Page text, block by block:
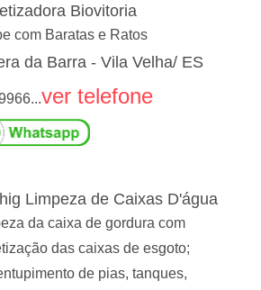
Biovitoria
com Baratas e Ratos
da Barra - Vila Velha/ ES
ver telefone
Limpeza de Caixas D'água
da caixa de gordura com
das caixas de esgoto;
de pias, tanques,